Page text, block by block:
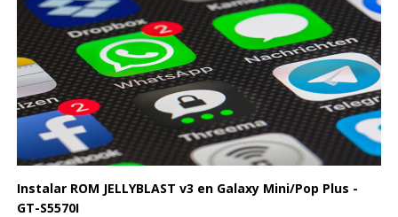
Instalar ROM JELLYBLAST v3 en Galaxy Mini/Pop Plus -
GT-S5570I